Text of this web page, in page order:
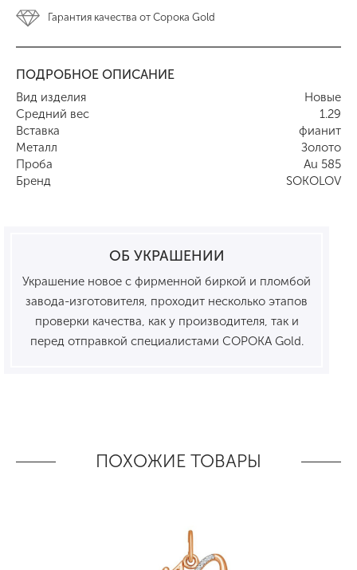
Гарантия качества от Сорока Gold
ПОДРОБНОЕ ОПИСАНИЕ
Вид изделия
Новые
Средний вес
1.29
Вставка
фианит
Металл
Золото
Проба
Au 585
Бренд
SOKOLOV
ОБ УКРАШЕНИИ
Украшение новое с фирменной биркой и пломбой
завода-изготовителя, проходит несколько этапов
проверки качества, как у производителя, так и
перед отправкой специалистами СОРОКА Gold.
ПОХОЖИЕ ТОВАРЫ